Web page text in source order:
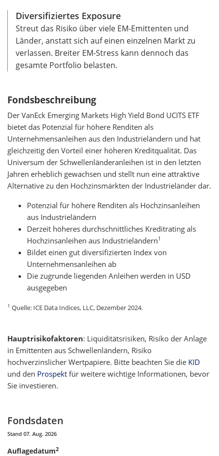
Diversifiziertes Exposure
Streut das Risiko über viele EM-Emittenten und
Länder, anstatt sich auf einen einzelnen Markt zu
verlassen. Breiter EM-Stress kann dennoch das
gesamte Portfolio belasten.
Fondsbeschreibung
Der VanEck Emerging Markets High Yield Bond UCITS ETF
bietet das Potenzial für höhere Renditen als
Unternehmensanleihen aus den Industrieländern und hat
gleichzeitig den Vorteil einer höheren Kreditqualität. Das
Universum der Schwellenländeranleihen ist in den letzten
Jahren erheblich gewachsen und stellt nun eine attraktive
Alternative zu den Hochzinsmärkten der Industrieländer dar.
Potenzial für höhere Renditen als Hochzinsanleihen
aus Industrieländern
Derzeit höheres durchschnittliches Kreditrating als
Hochzinsanleihen aus Industrieländern1
Bildet einen gut diversifizierten Index von
Unternehmensanleihen ab
Die zugrunde liegenden Anleihen werden in USD
ausgegeben
1 Quelle: ICE Data Indices, LLC, Dezember 2024.
Hauptrisikofaktoren: Liquiditätsrisiken, Risiko der Anlage
in Emittenten aus Schwellenländern, Risiko
hochverzinslicher Wertpapiere. Bitte beachten Sie die KID
und den Prospekt für weitere wichtige Informationen, bevor
Sie investieren.
Fondsdaten
Stand 07. Aug. 2026
Auflagedatum2